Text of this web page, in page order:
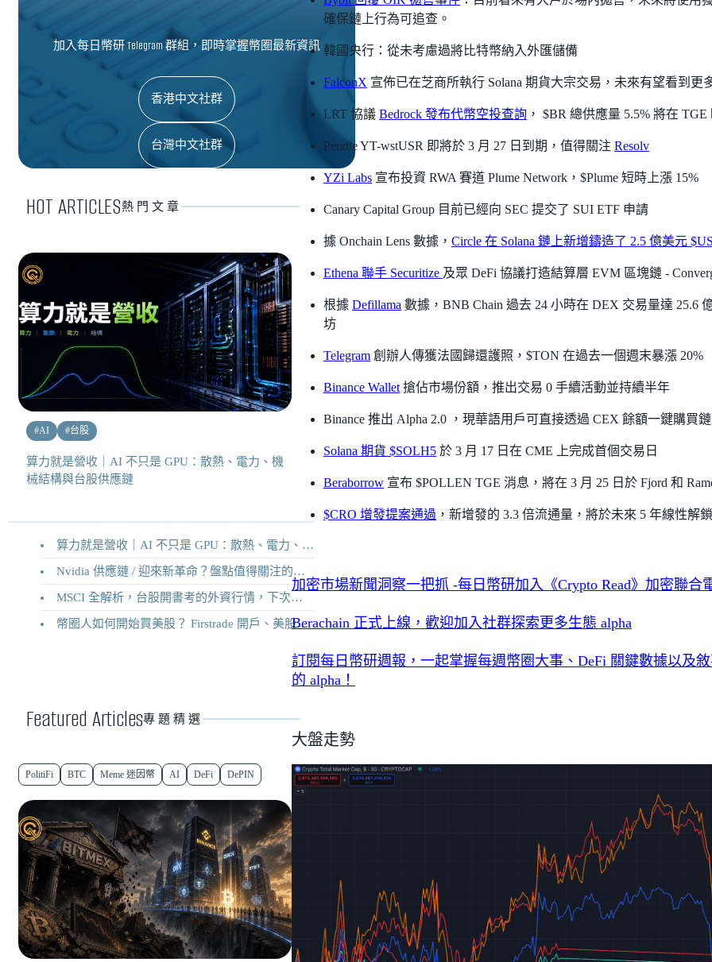
加入每日幣研 Telegram 群組，即時掌握幣圈最新資訊
香港中文社群
台灣中文社群
HOT ARTICLES熱門文章
#AI #台股
算力就是營收｜AI 不只是 GPU：散熱、電力、機
械結構與台股供應鏈
算力就是營收｜AI 不只是 GPU：散熱、電力、機械結構與台股供應鏈
Nvidia 供應鏈 / 迎來新革命？盤點值得關注的二十家供應鏈企業
MSCI 全解析，台股開書考的外資行情，下次調整你準備好了嗎？
幣圈人如何開始買美股？ Firstrade 開戶、美股交易機制完整教學
Featured Articles專題精選
PolitiFi BTC Meme 迷因幣 AI DeFi DePIN
確保鏈上行為可追查。
韓國央行：從未考慮過將比特幣納入外匯儲備
FalconX 宣佈已在芝商所執行 Solana 期貨大宗交易，未來有望看到更
LRT 協議 Bedrock 發布代幣空投查詢 ， $BR 總供應量 5.5% 將在 TGE
Pendle YT-wstUSR 即將於 3 月 27 日到期，值得關注 Resolv
YZi Labs 宣布投資 RWA 賽道 Plume Network，$Plume 短時上漲 15%
Canary Capital Group 目前已經向 SEC 提交了 SUI ETF 申請
據 Onchain Lens 數據， Circle 在 Solana 鏈上新增鑄造了 2.5 億美元
Ethena 聯手 Securitize 及眾 DeFi 協議打造結算層 EVM 區塊鏈 -
根據 Defillama 數據，BNB Chain 過去 24 小時在 DEX 交易量達 25.6
坊
Telegram 創辦人傳獲法國歸還護照，$TON 在過去一個週末暴漲 20%
Binance Wallet 搶佔市場份額，推出交易 0 手續活動並持續半年
Binance 推出 Alpha 2.0 ，現華語用戶可直接透過 CEX 餘額一鍵購買
Solana 期貨 $SOLH5 於 3 月 17 日在 CME 上完成首個交易日
Beraborrow 宣布 $POLLEN TGE 消息，將在 3 月 25 日於 Fjord 和
$CRO 增發提案通過 ，新增發的 3.3 倍流通量，將於未來 5 年線性解
加密市場新聞洞察一把抓 -每日幣研加入《Crypto Read》加密聯合
Berachain 正式上線，歡迎加入社群探索更多生態 alpha
訂閱每日幣研週報，一起掌握每週幣圈大事、DeFi 關鍵數據以及
的 alpha！
大盤走勢